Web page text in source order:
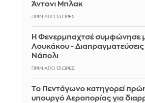
Άντονι Μπλακ
ΠΡΙΝ ΑΠΌ 13 ΏΡΕΣ
Η Φενερμπαχτσέ συμφώνησε
Λουκάκου - Διαπραγματεύσεις
Νάπολι
ΠΡΙΝ ΑΠΌ 13 ΏΡΕΣ
Το Πεντάγωνο κατηγορεί
υπουργό Αεροπορίας για